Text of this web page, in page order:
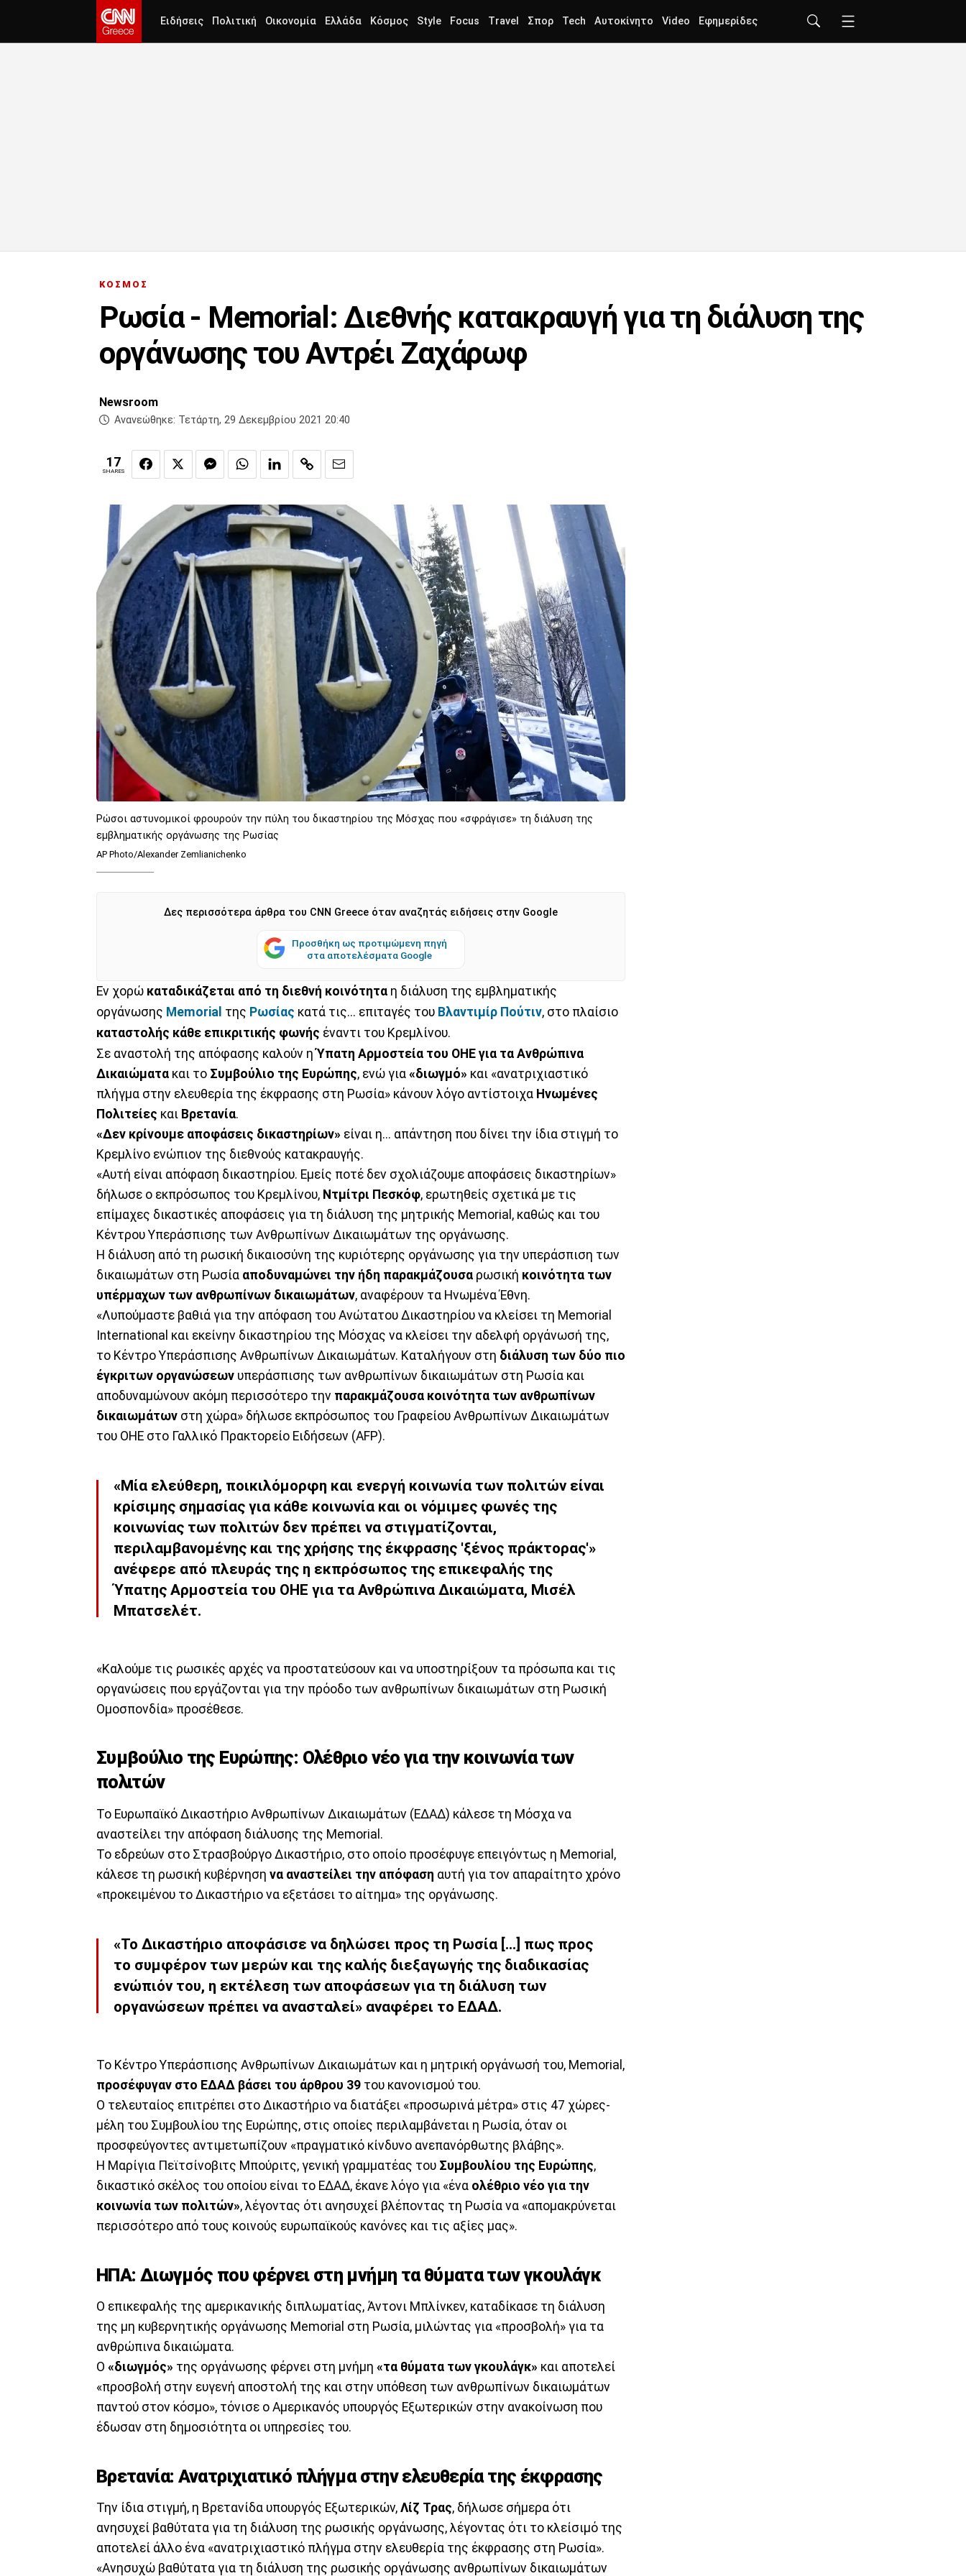
Ειδήσεις Πολιτική Οικονομία Ελλάδα Κόσμος Style Focus Travel Σπορ Tech Αυτοκίνητο Video Εφημερίδες
ΚΟΣΜΟΣ
Ρωσία - Memorial: Διεθνής κατακραυγή για τη διάλυση της
οργάνωσης του Αντρέι Ζαχάρωφ
Newsroom
Ανανεώθηκε: Τετάρτη, 29 Δεκεμβρίου 2021 20:40
17
SHARES
Ρώσοι αστυνομικοί φρουρούν την πύλη του δικαστηρίου της Μόσχας που «σφράγισε» τη διάλυση της
εμβληματικής οργάνωσης της Ρωσίας
AP Photo/Alexander Zemlianichenko
Δες περισσότερα άρθρα του CNN Greece όταν αναζητάς ειδήσεις στην Google
Προσθήκη ως προτιμώμενη πηγή
στα αποτελέσματα Google
Εν χορώ καταδικάζεται από τη διεθνή κοινότητα η διάλυση της εμβληματικής
οργάνωσης Memorial της Ρωσίας κατά τις... επιταγές του Βλαντιμίρ Πούτιν, στο πλαίσιο
καταστολής κάθε επικριτικής φωνής έναντι του Κρεμλίνου.
Σε αναστολή της απόφασης καλούν ηΎπατη Αρμοστεία του ΟΗΕ για τα Ανθρώπινα
Δικαιώματα και το Συμβούλιο της Ευρώπης, ενώ για «διωγμό» και «ανατριχιαστικό
πλήγμα στην ελευθερία της έκφρασης στη Ρωσία» κάνουν λόγο αντίστοιχα Ηνωμένες
Πολιτείες και Βρετανία.
«Δεν κρίνουμε αποφάσεις δικαστηρίων» είναι η... απάντηση που δίνει την ίδια στιγμή το
Κρεμλίνο ενώπιον της διεθνούς κατακραυγής.
«Αυτή είναι απόφαση δικαστηρίου. Εμείς ποτέ δεν σχολιάζουμε αποφάσεις δικαστηρίων»
δήλωσε ο εκπρόσωπος του Κρεμλίνου, Ντμίτρι Πεσκόφ, ερωτηθείς σχετικά με τις
επίμαχες δικαστικές αποφάσεις για τη διάλυση της μητρικής Memorial, καθώς και του
Κέντρου Υπεράσπισης των Ανθρωπίνων Δικαιωμάτων της οργάνωσης.
Η διάλυση από τη ρωσική δικαιοσύνη της κυριότερης οργάνωσης για την υπεράσπιση των
δικαιωμάτων στη Ρωσία αποδυναμώνει την ήδη παρακμάζουσα ρωσική κοινότητα των
υπέρμαχων των ανθρωπίνων δικαιωμάτων, αναφέρουν τα Ηνωμένα Έθνη.
«Λυπούμαστε βαθιά για την απόφαση του Ανώτατου Δικαστηρίου να κλείσει τη Memorial
International και εκείνην δικαστηρίου της Μόσχας να κλείσει την αδελφή οργάνωσή της,
το Κέντρο Υπεράσπισης Ανθρωπίνων Δικαιωμάτων. Καταλήγουν στη διάλυση των δύο πιο
έγκριτων οργανώσεων υπεράσπισης των ανθρωπίνων δικαιωμάτων στη Ρωσία και
αποδυναμώνουν ακόμη περισσότερο την παρακμάζουσα κοινότητα των ανθρωπίνων
δικαιωμάτων στη χώρα» δήλωσε εκπρόσωπος του Γραφείου Ανθρωπίνων Δικαιωμάτων
του ΟΗΕ στο Γαλλικό Πρακτορείο Ειδήσεων (AFP).
«Μία ελεύθερη, ποικιλόμορφη και ενεργή κοινωνία των πολιτών είναι
κρίσιμης σημασίας για κάθε κοινωνία και οι νόμιμες φωνές της
κοινωνίας των πολιτών δεν πρέπει να στιγματίζονται,
περιλαμβανομένης και της χρήσης της έκφρασης 'ξένος πράκτορας'»
ανέφερε από πλευράς της η εκπρόσωπος της επικεφαλής της
Ύπατης Αρμοστεία του ΟΗΕ για τα Ανθρώπινα Δικαιώματα, Μισέλ
Μπατσελέτ.
«Καλούμε τις ρωσικές αρχές να προστατεύσουν και να υποστηρίξουν τα πρόσωπα και τις
οργανώσεις που εργάζονται για την πρόοδο των ανθρωπίνων δικαιωμάτων στη Ρωσική
Ομοσπονδία» προσέθεσε.
Συμβούλιο της Ευρώπης: Ολέθριο νέο για την κοινωνία των
πολιτών
Το Ευρωπαϊκό Δικαστήριο Ανθρωπίνων Δικαιωμάτων (ΕΔΑΔ) κάλεσε τη Μόσχα να
αναστείλει την απόφαση διάλυσης της Memorial.
Το εδρεύων στο Στρασβούργο Δικαστήριο, στο οποίο προσέφυγε επειγόντως η Memorial,
κάλεσε τη ρωσική κυβέρνηση να αναστείλει την απόφαση αυτή για τον απαραίτητο χρόνο
«προκειμένου το Δικαστήριο να εξετάσει το αίτημα» της οργάνωσης.
«Το Δικαστήριο αποφάσισε να δηλώσει προς τη Ρωσία [...] πως προς
το συμφέρον των μερών και της καλής διεξαγωγής της διαδικασίας
ενώπιόν του, η εκτέλεση των αποφάσεων για τη διάλυση των
οργανώσεων πρέπει να ανασταλεί» αναφέρει το ΕΔΑΔ.
Το Κέντρο Υπεράσπισης Ανθρωπίνων Δικαιωμάτων και η μητρική οργάνωσή του, Memorial,
προσέφυγαν στο ΕΔΑΔ βάσει του άρθρου 39 του κανονισμού του.
Ο τελευταίος επιτρέπει στο Δικαστήριο να διατάξει «προσωρινά μέτρα» στις 47 χώρες-
μέλη του Συμβουλίου της Ευρώπης, στις οποίες περιλαμβάνεται η Ρωσία, όταν οι
προσφεύγοντες αντιμετωπίζουν «πραγματικό κίνδυνο ανεπανόρθωτης βλάβης».
Η Μαρίγια Πεϊτσίνοβιτς Μπούριτς, γενική γραμματέας του Συμβουλίου της Ευρώπης,
δικαστικό σκέλος του οποίου είναι το ΕΔΑΔ, έκανε λόγο για «ένα ολέθριο νέο για την
κοινωνία των πολιτών», λέγοντας ότι ανησυχεί βλέποντας τη Ρωσία να «απομακρύνεται
περισσότερο από τους κοινούς ευρωπαϊκούς κανόνες και τις αξίες μας».
ΗΠΑ: Διωγμός που φέρνει στη μνήμη τα θύματα των γκουλάγκ
Ο επικεφαλής της αμερικανικής διπλωματίας, Άντονι Μπλίνκεν, καταδίκασε τη διάλυση
της μη κυβερνητικής οργάνωσης Memorial στη Ρωσία, μιλώντας για «προσβολή» για τα
ανθρώπινα δικαιώματα.
Ο «διωγμός» της οργάνωσης φέρνει στη μνήμη «τα θύματα των γκουλάγκ» και αποτελεί
«προσβολή στην ευγενή αποστολή της και στην υπόθεση των ανθρωπίνων δικαιωμάτων
παντού στον κόσμο», τόνισε ο Αμερικανός υπουργός Εξωτερικών στην ανακοίνωση που
έδωσαν στη δημοσιότητα οι υπηρεσίες του.
Βρετανία: Ανατριχιατικό πλήγμα στην ελευθερία της έκφρασης
Την ίδια στιγμή, η Βρετανίδα υπουργός Εξωτερικών, Λίζ Τρας, δήλωσε σήμερα ότι
ανησυχεί βαθύτατα για τη διάλυση της ρωσικής οργάνωσης, λέγοντας ότι το κλείσιμό της
αποτελεί άλλο ένα «ανατριχιαστικό πλήγμα στην ελευθερία της έκφρασης στη Ρωσία».
«Ανησυχώ βαθύτατα για τη διάλυση της ρωσικής οργάνωσης ανθρωπίνων δικαιωμάτων